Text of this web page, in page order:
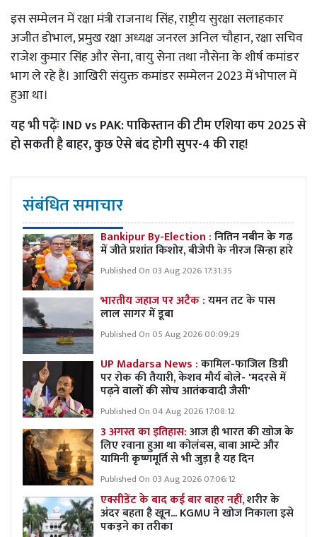
इस सम्मेलन में रक्षा मंत्री राजनाथ सिंह, राष्ट्रीय सुरक्षा सलाहकार
अजीत डोभाल, प्रमुख रक्षा अध्यक्ष जनरल अनिल चौहान, रक्षा सचिव
राजेश कुमार सिंह और सेना, वायु सेना तथा नौसेना के शीर्ष कमांडर
भाग ले रहे हैं। आखिरी संयुक्त कमांडर सम्मेलन 2023 में भोपाल में
हुआ था।
यह भी पढ़ेंःIND vs PAK: पाकिस्तान की टीम एशिया कप 2025 से
हो सकती है बाहर, कुछ ऐसे बंद होगी सुपर-4 की राह!
संबंधित समाचार
Bankipur By-Election :नितिन नबीन के गढ़
में जीते प्रशांत किशोर, बीजेपी के नीरज सिन्हा हारे
Published On 03 Aug 2026 17:31:35
भारतीय जहाज पर अटैक :यमन तट के पास
लाल सागर में डूबा
Published On 05 Aug 2026 00:09:29
UP Madarsa News :कामिल-फाजिल डिग्री
पर रोक की तैयारी, केशव मौर्य बोले- 'मदरसे में
पढ़ने वालों की सोच आतंकवादी जैसी'
Published On 04 Aug 2026 17:08:12
3 अगस्त का इतिहास:आज ही भारत की खोज के
लिए रवाना हुआ था कोलंबस, बाबा आम्टे और
यामिनी कृष्णमूर्ति से भी जुड़ा है यह दिन
Published On 03 Aug 2026 07:06:12
एक्सीडेंट के बाद कई बार बाहर नहीं,शरीर के
अंदर बहता है खून... KGMU ने खोज निकाला इसे
पकड़ने का तरीका